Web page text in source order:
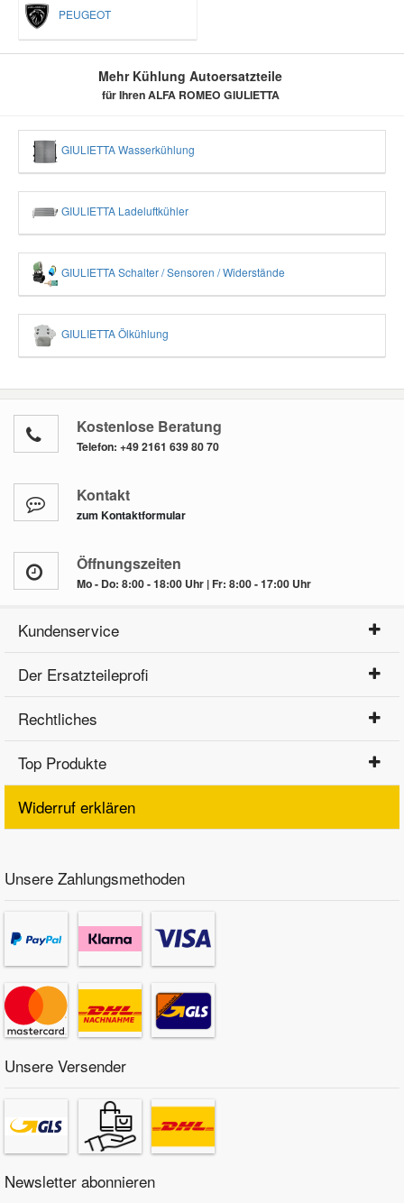
PEUGEOT
Mehr Kühlung Autoersatzteile
für Ihren ALFA ROMEO GIULIETTA
GIULIETTA Wasserkühlung
GIULIETTA Ladeluftkühler
GIULIETTA Schalter / Sensoren / Widerstände
GIULIETTA Ölkühlung
Kostenlose Beratung
Telefon: +49 2161 639 80 70
Kontakt
zum Kontaktformular
Öffnungszeiten
Mo - Do: 8:00 - 18:00 Uhr | Fr: 8:00 - 17:00 Uhr
Kundenservice
Der Ersatzteileprofi
Rechtliches
Top Produkte
Widerruf erklären
Unsere Zahlungsmethoden
Unsere Versender
Newsletter abonnieren